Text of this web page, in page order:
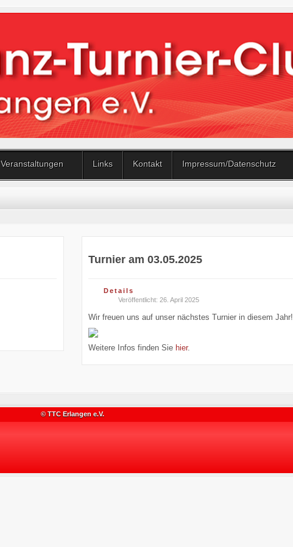
Veranstaltungen Links Kontakt Impressum/Datenschutz
Turnier am 03.05.2025
Details
Veröffentlicht: 26. April 2025
Wir freuen uns auf unser nächstes Turnier in diesem Jahr!
Weitere Infos finden Sie hier.
© TTC Erlangen e.V.